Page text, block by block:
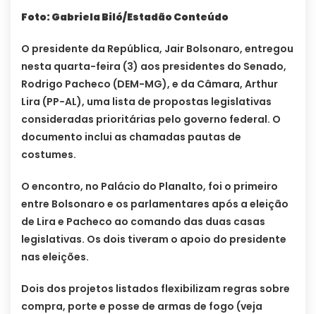
Foto: Gabriela Biló/Estadão Conteúdo
O presidente da República, Jair Bolsonaro, entregou
nesta quarta-feira (3) aos presidentes do Senado,
Rodrigo Pacheco (DEM-MG), e da Câmara, Arthur
Lira (PP-AL), uma lista de propostas legislativas
consideradas prioritárias pelo governo federal. O
documento inclui as chamadas pautas de
costumes.
O encontro, no Palácio do Planalto, foi o primeiro
entre Bolsonaro e os parlamentares após a eleição
de Lira e Pacheco ao comando das duas casas
legislativas. Os dois tiveram o apoio do presidente
nas eleições.
Dois dos projetos listados flexibilizam regras sobre
compra, porte e posse de armas de fogo (veja